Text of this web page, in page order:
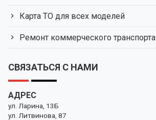
Карта ТО для всех моделей
Ремонт коммерческого транспорта
СВЯЗАТЬСЯ С НАМИ
АДРЕС
ул. Ларина, 13Б
ул. Литвинова, 87